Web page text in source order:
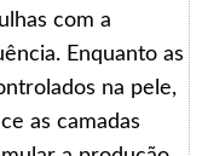
com a
Enquanto as
na pele,
as camadas